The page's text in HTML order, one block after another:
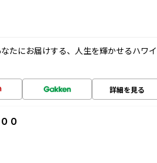
たにお届けする、人生を輝かせるハワイ
詳細を見る
０